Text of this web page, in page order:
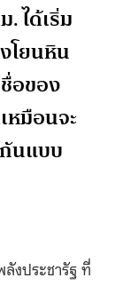
ได้เริ่ม
โยนหิน
อของ
มือนจะ
นแบบ
งประชารัฐ ที่